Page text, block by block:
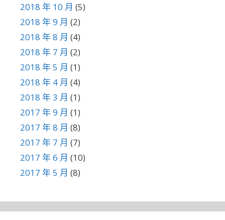
2018 年 10 月 (5)
2018 年 9 月 (2)
2018 年 8 月 (4)
2018 年 7 月 (2)
2018 年 5 月 (1)
2018 年 4 月 (4)
2018 年 3 月 (1)
2017 年 9 月 (1)
2017 年 8 月 (8)
2017 年 7 月 (7)
2017 年 6 月 (10)
2017 年 5 月 (8)